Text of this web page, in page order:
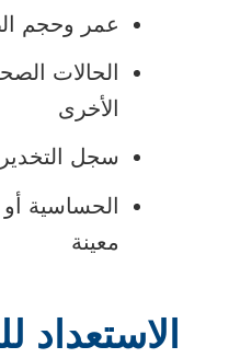
عمر وحجم
الحالات
الأخرى
سجل التخدير
الحساسية أو
معينة
الاستعداد